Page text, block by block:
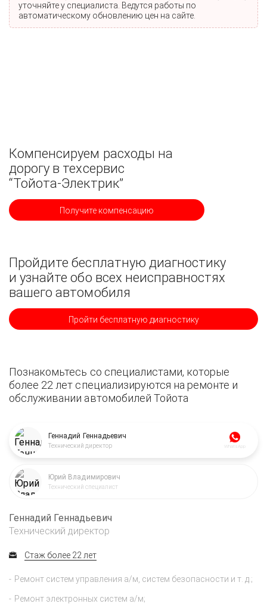
уточняйте у специалиста. Ведутся работы по
автоматическому обновлению цен на сайте.
Компенсируем расходы на
дорогу в техсервис
“Тойота-Электрик”
Получите компенсацию
Пройдите бесплатную диагностику
и узнайте обо всех неисправностях
вашего автомобиля
Пройти бесплатную диагностику
Познакомьтесь со специалистами, которые
более 22 лет специализируются на ремонте и
обслуживании автомобилей Тойота
Геннадий Геннадьевич
Технический директор WhatsApp
Юрий Владимирович
Технический специалист
Геннадий Геннадьевич
Технический директор
Стаж более 22 лет
Ремонт систем управления а/м, систем безопасности и т. д.;
Ремонт электронных систем а/м;